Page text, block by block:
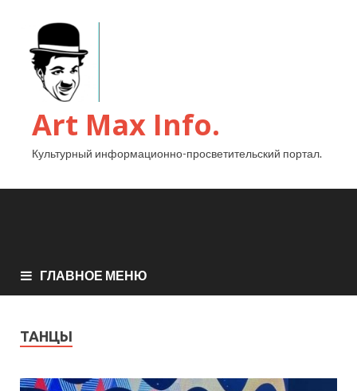
Art Max Info.
Культурный информационно-просветительский портал.
ГЛАВНОЕ МЕНЮ
ТАНЦЫ